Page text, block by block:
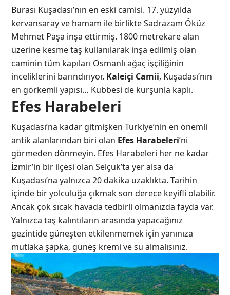
Burası Kuşadası’nın en eski camisi. 17. yüzyılda
kervansaray ve hamam ile birlikte Sadrazam Öküz
Mehmet Paşa inşa ettirmiş. 1800 metrekare alan
üzerine kesme taş kullanılarak inşa edilmiş olan
caminin tüm kapıları Osmanlı ağaç işçiliğinin
inceliklerini barındırıyor. Kaleiçi Camii, Kuşadası’nın
en görkemli yapısı… Kubbesi de kurşunla kaplı.
Efes Harabeleri
Kuşadası’na kadar gitmişken Türkiye’nin en önemli
antik alanlarından biri olan Efes Harabeleri’ni
görmeden dönmeyin. Efes Harabeleri her ne kadar
İzmir’in bir ilçesi olan Selçuk’ta yer alsa da
Kuşadası’na yalnızca 20 dakika uzaklıkta. Tarihin
içinde bir yolculuğa çıkmak son derece keyifli olabilir.
Ancak çok sıcak havada tedbirli olmanızda fayda var.
Yalnızca taş kalıntıların arasında yapacağınız
gezintide güneşten etkilenmemek için yanınıza
mutlaka şapka, güneş kremi ve su almalısınız.